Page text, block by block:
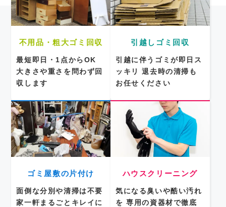
不用品・粗大ゴミ回収
最短即日・1点からOK
大きさや重さを問わず回
収します
引越しゴミ回収
引越に伴うゴミが即日ス
ッキリ
退去時の清掃も
お任せください
ゴミ屋敷の片付け
面倒な分別や清掃は不要
家一軒まるごとキレイに
ハウスクリーニング
気になる臭いや酷い汚れ
を 専用の資器材で徹底